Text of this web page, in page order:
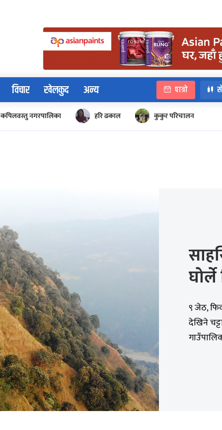
विचार खेलकुद अन्य पात्रो
कपिलवस्तु नगरपालिका हरि ढकाल कुकुर परिचालन
९ जेठ,
देखिने